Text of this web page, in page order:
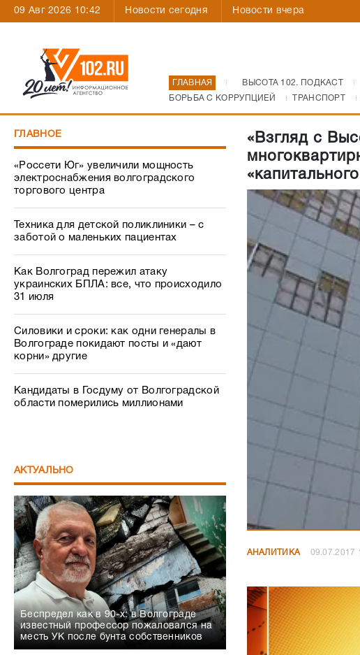
09 Авг 2026 10:42 Новости сегодня Новости вчера
ГЛАВНАЯ ВЫСОТА 102. ПОДКАСТ
БОРЬБА С КОРРУПЦИЕЙ
ТРАНСПОРТ
ГЛАВНОЕ
«Россети Юг» увеличили мощность
электроснабжения волгоградского
торгового центра
Техника для детской поликлиники – с
заботой о маленьких пациентах
Как Волгоград пережил атаку
украинских БПЛА: все, что происходило
31 июля
Силовики и сроки: как одни генералы в
Волгограде покидают посты и «дают
корни» другие
Кандидаты в Госдуму от Волгоградской
области померились миллионами
АКТУАЛЬНО
Беспредел как в 90-х: в Волгограде
известный профессор пожаловался на
месть УК после бунта собственников
«Взгляд с
АНАЛИТИКА 09.07.2017